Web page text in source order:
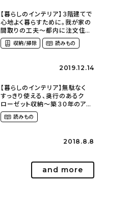
【暮らしのインテリア】３階建てで
心地よく暮らすために。我が家の
間取りの工夫〜都内に注文住宅
を建てるということ
（azu_k1009さん）
収納/掃除 読みもの
2019.12.14
【暮らしのインテリア】無駄なく
すっきり使える、奥行のあるク
ローゼット収納〜築３０年のア
パートにある暮らし
（mari_ppe_さん）
読みもの
2018.8.8
and more